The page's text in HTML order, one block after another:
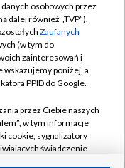
osobowych przez
dalej również „TVP”),
Zaufanych
(w tym do
zainteresowań i
wskazujemy poniżej, a
PPID do Google.
przez Ciebie naszych
w tym informacje
cookie, sygnalizatory
świadczenie